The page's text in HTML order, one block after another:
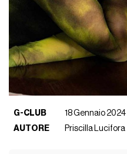
G-CLUB
18 Gennaio 2024
AUTORE
Priscilla Lucifora